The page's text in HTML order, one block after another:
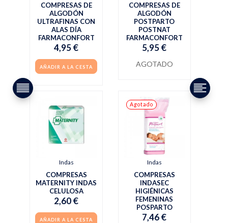
COMPRESAS DE
ALGODÓN
ULTRAFINAS CON
ALAS DÍA
FARMACONFORT
4,95 €
AÑADIR A LA CESTA
COMPRESAS DE
ALGODÓN
POSTPARTO
POSTNAT
FARMACONFORT
5,95 €
AGOTADO
Indas
COMPRESAS
MATERNITY INDAS
CELULOSA
2,60 €
AÑADIR A LA CESTA
Agotado
Indas
COMPRESAS
INDASEC
HIGIÉNICAS
FEMENINAS
POSPARTO
7,46 €